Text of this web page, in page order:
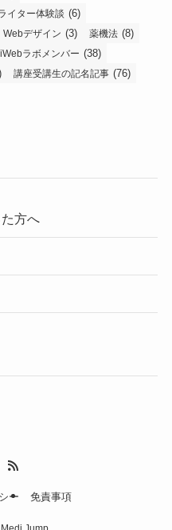
イター体験談 (6)
Webデザイン (3) 薬機法 (8)
ラボメンバー (38)
講座受講生の記名記事 (76)
方へ
ー 免責事項